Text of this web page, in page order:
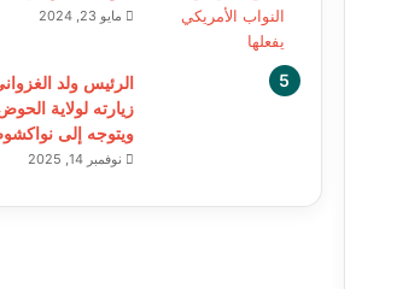
مايو 23, 2024
الرئيس ولد
زيارته لولاية
ويتوجه إلى
نوفمبر 14, 2025